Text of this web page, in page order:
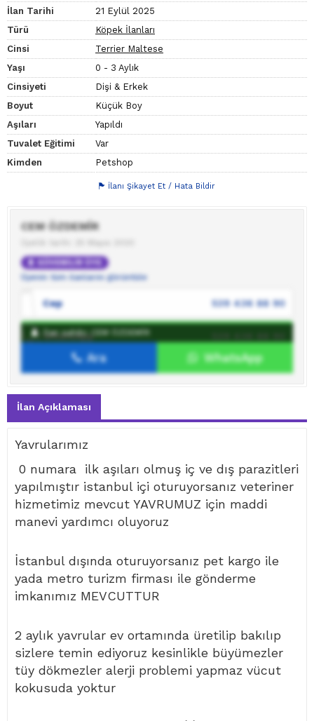
İlan Tarihi
21 Eylül 2025
Türü
Köpek İlanları
Cinsi
Terrier Maltese
Yaşı
0 - 3 Aylık
Cinsiyeti
Dişi & Erkek
Boyut
Küçük Boy
Aşıları
Yapıldı
Tuvalet Eğitimi
Var
Kimden
Petshop
İlanı Şikayet Et / Hata Bildir
CEM ÖZDEMİR
Üyenin tüm ilanlarını görüntüle
Cep 539 436 88 90
WhatsApp
İlan sahibine mesaj gönder
İlan sahibi: CEM ÖZDEMİR
Ara WhatsApp
İlan Açıklaması
Yavrularımız
0 numara ilk aşıları olmuş iç ve dış parazitleri
yapılmıştır istanbul içi oturuyorsanız veteriner
hizmetimiz mevcut YAVRUMUZ için maddi
manevi yardımcı oluyoruz
İstanbul dışında oturuyorsanız pet kargo ile
yada metro turizm firması ile gönderme
imkanımız MEVCUTTUR
2 aylık yavrular ev ortamında üretilip bakılıp
sizlere temin ediyoruz kesinlikle büyümezler
tüy dökmezler alerji problemi yapmaz vücut
kokusuda yoktur